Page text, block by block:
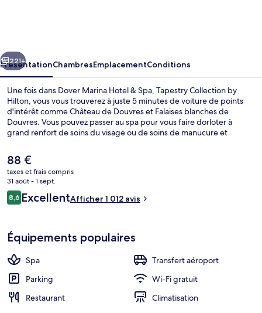
Spa,
Tapestry
Collection
by
Hilton
Suivant
221+
PrésentationChambresEmplacementConditions
Une fois dans Dover Marina Hotel & Spa, Tapestry Collection by
Hilton, vous vous trouverez à juste 5 minutes de voiture de points
d'intérêt comme Château de Douvres et Falaises blanches de
Douvres. Vous pouvez passer au spa pour vous faire dorloter à
grand renfort de soins du visage ou de soins de manucure et
Chophouse, un des 2 restaurants, sert des spécialités Cuisine
internationale et est ouvert pour le petit déjeuner, le déjeuner ainsi
que le dîner. Parmi les autres avantages de cet hôtel de style
victorien, on trouve un bar / salon, un centre de remise en forme et
une salle de fitness, l'idéal pour des vacances sans soucis. Les autres
voyageurs ne tarissent pas d'éloges en ce qui concerne le personnel
Le
prix
actuel
est
de
88 €
taxes et frais compris
31 août - 1 sept.
Avis
voyageurs
8,68,6 sur 10
ExcellentAfficher 1 012 avis
Équipements populaires
Spa
Transfert aéroport
Parking
Wi-Fi gratuit
Restaurant
Climatisation